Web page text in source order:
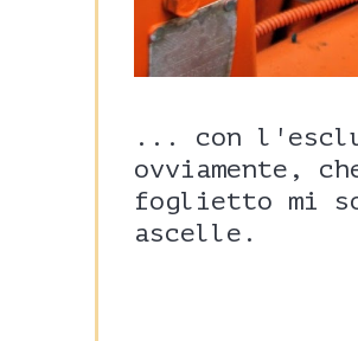
... con
ovviamente,
foglietto mi
ascelle.